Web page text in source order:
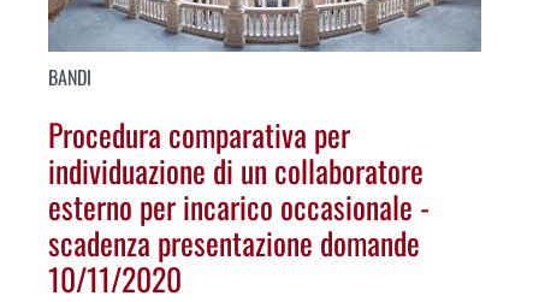
BANDI
Procedura comparativa per
individuazione di un collaboratore
esterno per incarico occasionale -
scadenza presentazione domande
10/11/2020